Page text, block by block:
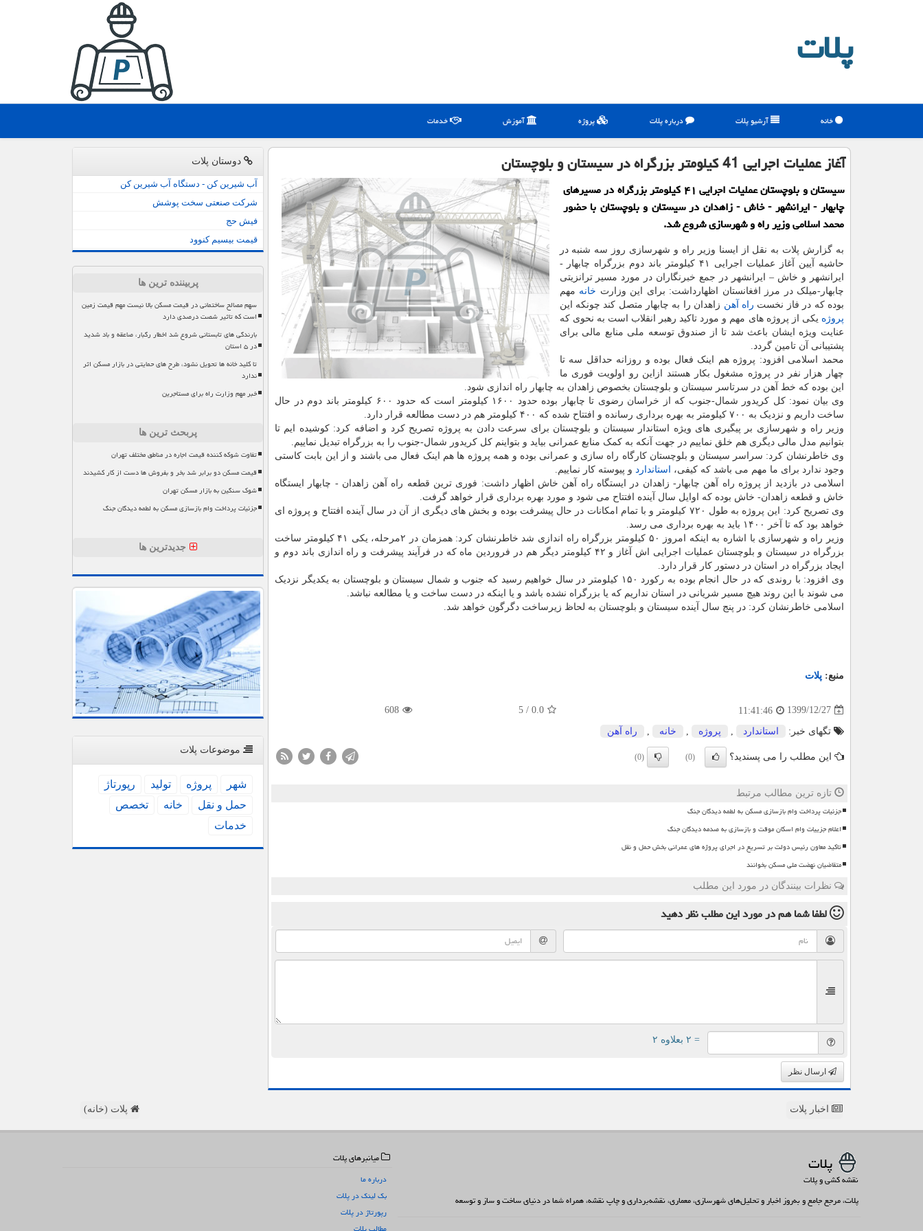
پلات
خانه آرشیو پلات درباره پلات پروژه آموزش خدمات
آغاز عملیات اجرایی 41 كیلومتر بزرگراه در سیستان و بلوچستان
سیستان و بلوچستان عملیات اجرایی ۴۱ کیلومتر بزرگراه در مسیرهای
چابهار - ایرانشهر - خاش - زاهدان در سیستان و بلوچستان با حضور
محمد اسلامی وزیر راه و شهرسازی شروع شد.
به گزارش پلات به نقل از ایسنا وزیر راه و شهرسازی روز سه شنبه در
حاشیه آیین آغاز عملیات اجرایی ۴۱ کیلومتر باند دوم بزرگراه چابهار -
ایرانشهر و خاش – ایرانشهر در جمع خبرنگاران در مورد مسیر ترانزیتی
چابهار-میلک در مرز افغانستان اظهارداشت: برای این وزارت خانه مهم
بوده که در فاز نخست راه آهن زاهدان را به چابهار متصل کند چونکه این
پروژه یکی از پروژه های مهم و مورد تاکید رهبر انقلاب است به نحوی که
عنایت ویژه ایشان باعث شد تا از صندوق توسعه ملی منابع مالی برای
پشتیبانی آن تامین گردد.
محمد اسلامی افزود: پروژه هم اینک فعال بوده و روزانه حداقل سه تا
چهار هزار نفر در پروژه مشغول بکار هستند ازاین رو اولویت فوری ما
این بوده که خط آهن در سرتاسر سیستان و بلوچستان بخصوص زاهدان به چابهار راه اندازی شود.
وی بیان نمود: کل کریدور شمال-جنوب که از خراسان رضوی تا چابهار بوده حدود ۱۶۰۰ کیلومتر است که حدود ۶۰۰ کیلومتر باند دوم در حال
ساخت داریم و نزدیک به ۷۰۰ کیلومتر به بهره برداری رسانده و افتتاح شده که ۴۰۰ کیلومتر هم در دست مطالعه قرار دارد.
وزیر راه و شهرسازی بر پیگیری های ویژه استاندار سیستان و بلوچستان برای سرعت دادن به پروژه تصریح کرد و اضافه کرد: کوشیده ایم تا
بتوانیم مدل مالی دیگری هم خلق نماییم در جهت آنکه به کمک منابع عمرانی بیاید و بتواینم کل کریدور شمال-جنوب را به بزرگراه تبدیل نماییم.
وی خاطرنشان کرد: سراسر سیستان و بلوچستان کارگاه راه سازی و عمرانی بوده و همه پروژه ها هم اینک فعال می باشند و از این بابت کاستی
وجود ندارد برای ما مهم می باشد که کیفی،
استاندارد و پیوسته کار نماییم.
اسلامی در بازدید از پروژه راه آهن چابهار- زاهدان در ایستگاه راه آهن خاش اظهار داشت: فوری ترین قطعه راه آهن زاهدان - چابهار ایستگاه
خاش و قطعه زاهدان- خاش بوده که اوایل سال آینده افتتاح می شود و مورد بهره برداری قرار خواهد گرفت.
وی تصریح کرد: این پروژه به طول ۷۲۰ کیلومتر و با تمام امکانات در حال پیشرفت بوده و بخش های دیگری از آن در سال آینده افتتاح و پروژه ای
خواهد بود که تا آخر ۱۴۰۰ باید به بهره برداری می رسد.
وزیر راه و شهرسازی با اشاره به اینکه امروز ۵۰ کیلومتر بزرگراه راه اندازی شد خاطرنشان کرد: همزمان در ۲مرحله، یکی ۴۱ کیلومتر ساخت
بزرگراه در سیستان و بلوچستان عملیات اجرایی اش آغاز و ۴۲ کیلومتر دیگر هم در فروردین ماه که در فرآیند پیشرفت و راه اندازی باند دوم و
ایجاد بزرگراه در استان در دستور کار قرار دارد.
وی افزود: با روندی که در حال انجام بوده به رکورد ۱۵۰ کیلومتر در سال خواهیم رسید که جنوب و شمال سیستان و بلوچستان به یکدیگر نزدیک
می شوند با این روند هیچ مسیر شریانی در استان نداریم که یا بزرگراه نشده باشد و یا اینکه در دست ساخت و یا مطالعه نباشد.
اسلامی خاطرنشان کرد: در پنج سال آینده سیستان و بلوچستان به لحاظ زیرساخت دگرگون خواهد شد.
منبع: پلات
1399/12/27
11:41:46
0.0
/
5
608
تگهای خبر: استاندارد پروژه خانه راه آهن
این مطلب را می پسندید؟ (0)
(0)
تازه ترین مطالب مرتبط
جزئیات پرداخت وام بازسازی مسکن به لطمه دیدگان جنگ
اعلام جزییات وام اسکان موقت و بازسازی به صدمه دیدگان جنگ
تاکید معاون رئیس دولت بر تسریع در اجرای پروژه های عمرانی بخش حمل و نقل
متقاضیان نهضت ملی مسکن بخوانند
نظرات بینندگان در مورد این مطلب
لطفا شما همدر مورد این مطلبنظر دهید
= ۲ بعلاوه ۲
ارسال نظر
دوستان پلات
آب شیرین کن - دستگاه آب شیرین کن
شرکت صنعتی سخت پوشش
فیش حج
قیمت بیسیم کنوود
پربیننده ترین ها
سهم مصالح ساختمانی در قیمت مسکن بالا نیست مهم قیمت زمین
است که تاثیر شصت درصدی دارد
بارندگی های تابستانی شروع شد اخطار رگبار، صاعقه و باد شدید
در ۵ استان
تا کلید خانه ها تحویل نشود، طرح های حمایتی در بازار مسکن اثر
ندارد
خبر مهم وزارت راه برای مستاجرین
پربحث ترین ها
تفاوت شوکه کننده قیمت اجاره در مناطق مختلف تهران
قیمت مسکن دو برابر شد بخر و بفروش ها دست از کار کشیدند
شوک سنگین به بازار مسکن تهران
جزئیات پرداخت وام بازسازی مسکن به لطمه دیدگان جنگ
جدیدترین ها
موضوعات پلات
شهر پروژه تولید
رپورتاژ
حمل و نقل
خانه
تخصص
خدمات
اخبار پلات پلات (خانه)
پلات
نقشه کشی و پلات
پلات، مرجع جامع و به‌روز اخبار و تحلیل‌های شهرسازی، معماری، نقشه‌برداری و چاپ نقشه، همراه شما در دنیای ساخت و ساز و توسعه
میانبرهای پلات
درباره ما
بک لینک در پلات
رپورتاژ در پلات